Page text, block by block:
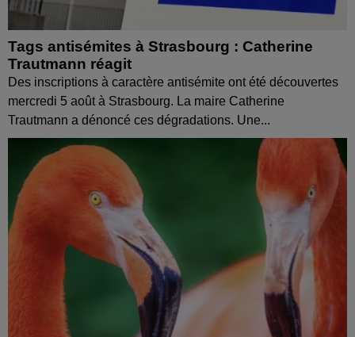
Tags antisémites à Strasbourg : Catherine
Trautmann réagit
Des inscriptions à caractère antisémite ont été découvertes
mercredi 5 août à Strasbourg. La maire Catherine
Trautmann a dénoncé ces dégradations. Une...